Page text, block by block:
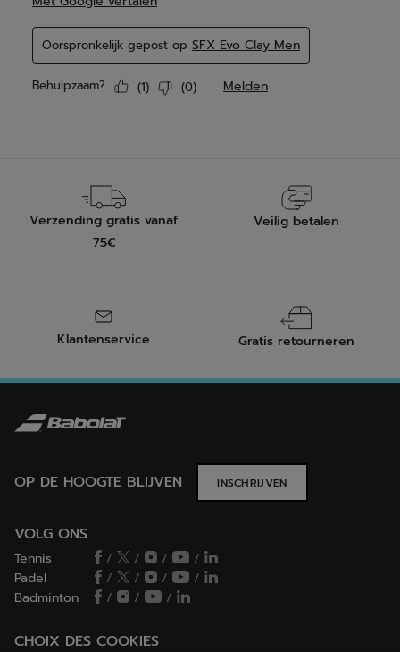
Verzending gratis vanaf
75€
Veilig betalen
Klantenservice Gratis retourneren
OP DE HOOGTE BLIJVEN INSCHRIJVEN
VOLG ONS
Tennis / / /
/
Padel
/ / /
/
Badminton
/ / /
CHOIX DES COOKIES